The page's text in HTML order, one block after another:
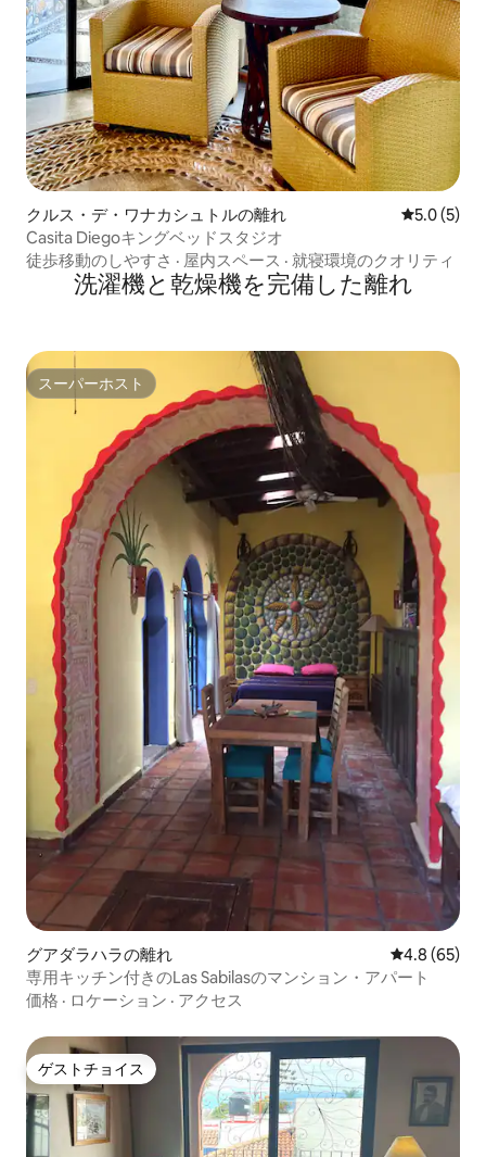
クルス・デ・ワナカシュトルの離れ レビュー5
5.0 (5)
Casita Diegoキングベッドスタジオ
徒歩移動のしやすさ · 屋内スペース · 就寝環境のクオリティ
洗濯機と乾燥機を完備した離れ
スーパーホスト
スーパーホスト
グアダラハラの離れ レビュー65
4.8 (65)
専用キッチン付きのLas Sabilasのマンション・アパート
価格 · ロケーション · アクセス
ゲストチョイス
ゲストチョイス